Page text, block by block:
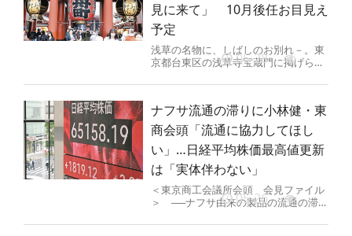
見に来て」 10月後任お目見え
予定
浅草の名物に、しばしのお別れ－。東
京都台東区の浅草寺宝蔵門に掲げられ
に掛け替えられることとなった。...
05-28
ナフサ流通の滞りに小林健・東
商会頭「流通に協力してほし
い」…日経平均株価最高値更新
は「実体伴わない」
＜東京商工会議所会頭 会見ファイル
＞ ──ナフサ由来の製品の流通の滞留
経路に携わっている企業がそれぞ...
05-26